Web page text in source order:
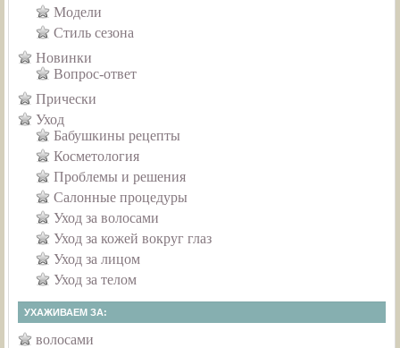
Модели
Стиль сезона
Новинки
Вопрос-ответ
Прически
Уход
Бабушкины рецепты
Косметология
Проблемы и решения
Салонные процедуры
Уход за волосами
Уход за кожей вокруг глаз
Уход за лицом
Уход за телом
УХАЖИВАЕМ ЗА:
волосами